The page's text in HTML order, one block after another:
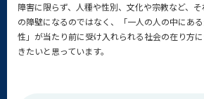
障害に限らず、人種や性別、文化や宗教など、
の障壁になるのではなく、「一人の人の中にあ
性」が当たり前に受け入れられる社会の在り方
きたいと思っています。